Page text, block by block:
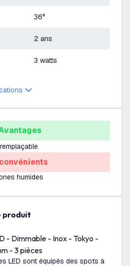
36°
2 ans
3 watts
humides
produit
- Dimmable - Inox - Tokyo -
- 3 pièces
LED sont équipés des spots à